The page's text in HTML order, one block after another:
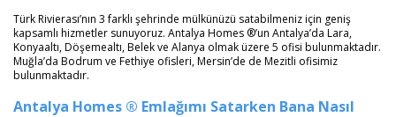
Türk Rivierası’nın 3 farklı şehrinde mülkünüzü satabilmeniz için geniş
kapsamlı hizmetler sunuyoruz. Antalya Homes ®’un Antalya’da Lara,
Konyaaltı, Döşemealtı, Belek ve Alanya olmak üzere 5 ofisi bulunmaktadır.
Muğla’da Bodrum ve Fethiye ofisleri, Mersin’de de Mezitli ofisimiz
bulunmaktadır.
Antalya Homes ® Emlağımı Satarken Bana Nasıl